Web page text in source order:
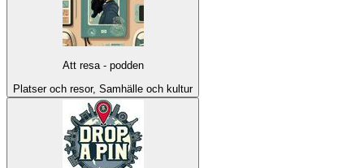
Att resa - podden
Platser och resor, Samhälle och kultur